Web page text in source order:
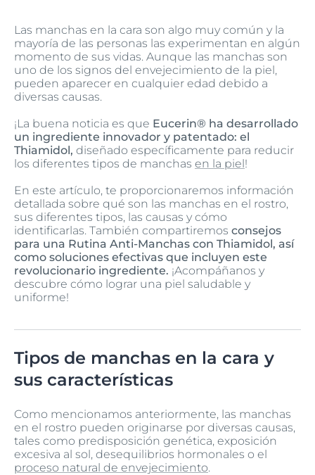
Las manchas en la cara son algo muy común y la
mayoría de las personas las experimentan en algún
momento de sus vidas. Aunque las manchas son
uno de los signos del envejecimiento de la piel,
pueden aparecer en cualquier edad debido a
diversas causas.
¡La buena noticia es que Eucerin® ha desarrollado
un ingrediente innovador y patentado: el
Thiamidol, diseñado específicamente para reducir
los diferentes tipos de manchas en la piel!
En este artículo, te proporcionaremos información
detallada sobre qué son las manchas en el rostro,
sus diferentes tipos, las causas y cómo
identificarlas. También compartiremos consejos
para una Rutina Anti-Manchas con Thiamidol, así
como soluciones efectivas que incluyen este
revolucionario ingrediente. ¡Acompáñanos y
descubre cómo lograr una piel saludable y
uniforme!
Tipos de manchas en la cara y
sus características
Como mencionamos anteriormente, las manchas
en el rostro pueden originarse por diversas causas,
tales como predisposición genética, exposición
excesiva al sol, desequilibrios hormonales o el
proceso natural de envejecimiento.